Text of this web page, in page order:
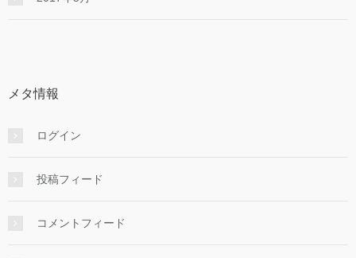
メタ情報
ログイン
投稿フィード
コメントフィード